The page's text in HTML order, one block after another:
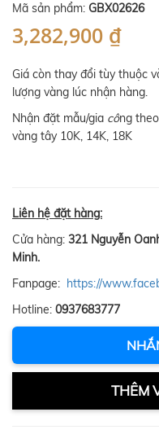
Mã sản phẩm: GBX02626
3,282,900 ₫
Giá còn thay đổi tùy thuộc
lượng vàng lúc nhận hàng.
Nhận đặt mẫu/gia công
vàng tây 10K, 14K, 18K
Liên hệ đặt hàng:
Cửa hàng: 321 Nguyễn
Minh.
Fanpage: https://
Hotline: 0937683777
THÊM